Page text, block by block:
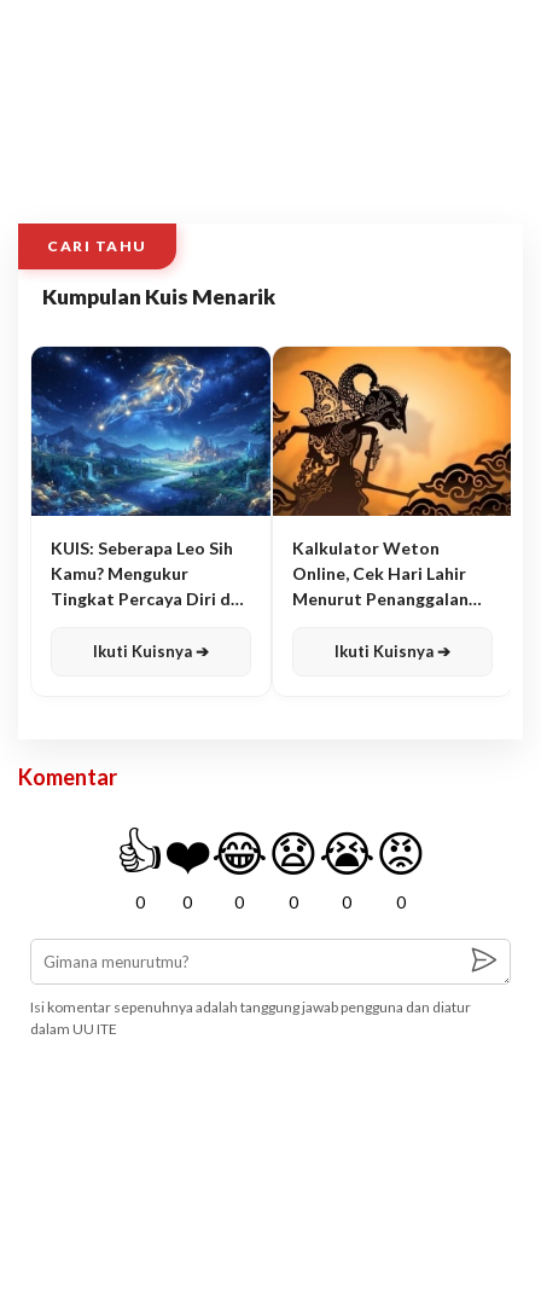
CARI TAHU
Kumpulan Kuis Menarik
KUIS: Seberapa Leo Sih
Kamu? Mengukur
Tingkat Percaya Diri dan
Ikuti Kuisnya ➔
Kalkulator Weton
Online, Cek Hari Lahir
Menurut Penanggalan
Ikuti Kuisnya ➔
Komentar
👍
0
❤️
0
😂
0
😧
0
😭
0
😡
0
Isi komentar sepenuhnya adalah tanggung jawab pengguna dan diatur
dalam UU ITE